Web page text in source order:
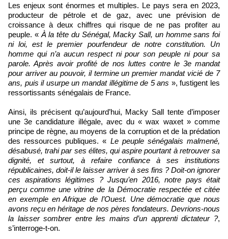
Les enjeux sont énormes et multiples. Le pays sera en 2023,
producteur de pétrole et de gaz, avec une prévision de
croissance à deux chiffres qui risque de ne pas profiter au
peuple. « À la tête du Sénégal, Macky Sall, un homme sans foi
ni loi, est le premier pourfendeur de notre constitution. Un
homme qui n’a aucun respect ni pour son peuple ni pour sa
parole. Après avoir profité de nos luttes contre le 3e mandat
pour arriver au pouvoir, il termine un premier mandat vicié de 7
ans, puis il usurpe un mandat illégitime de 5 ans », fustigent les
ressortissants sénégalais de France.
Ainsi, ils précisent qu’aujourd’hui, Macky Sall tente d’imposer
une 3e candidature illégale, avec du « wax waxet » comme
principe de règne, au moyens de la corruption et de la prédation
des ressources publiques. « Le peuple sénégalais malmené,
désabusé, trahi par ses élites, qui aspire pourtant à retrouver sa
dignité, et surtout, à refaire confiance à ses institutions
républicaines, doit-il le laisser arriver à ses fins ? Doit-on ignorer
ces aspirations légitimes ? Jusqu’en 2016, notre pays était
perçu comme une vitrine de la Démocratie respectée et citée
en exemple en Afrique de l’Ouest. Une démocratie que nous
avons reçu en héritage de nos pères fondateurs. Devrions-nous
la laisser sombrer entre les mains d’un apprenti dictateur ?,
s’interroge-t-on.